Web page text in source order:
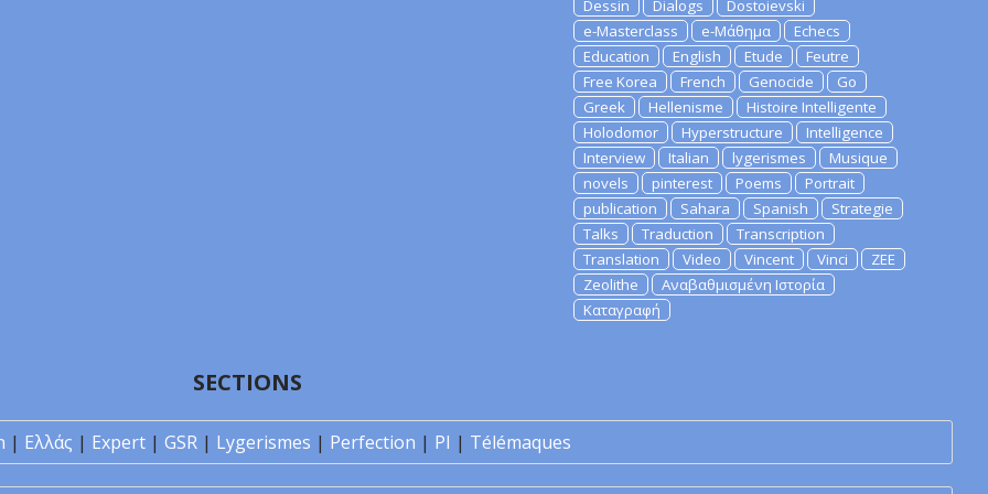
Dessin
Dialogs
Dostoievski
e-Masterclass
e-Μάθημα
Echecs
Education
English Etude
Feutre
Free Korea
French Genocide
Go
Greek
Hellenisme
Histoire Intelligente
Holodomor
Hyperstructure
Intelligence
Interview
Italian lygerismes
Musique
novels
pinterest Poems
Portrait
publication
Sahara Spanish
Strategie
Talks
Traduction
Transcription
Translation
Video Vincent Vinci
ZEE
Zeolithe
Αναβαθμισμένη Ιστορία
Καταγραφή
SECTIONS
| Ελλάς | Expert | GSR | Lygerismes | Perfection | PI | Télémaques